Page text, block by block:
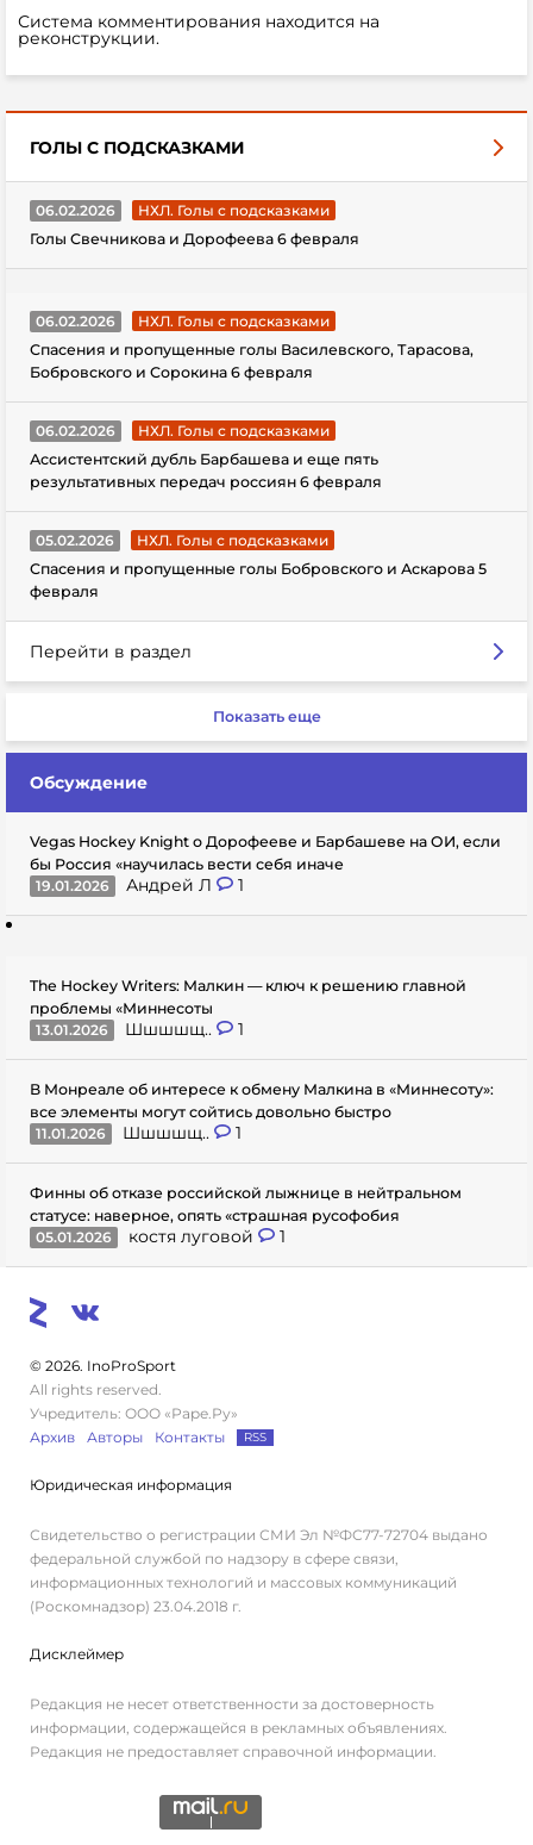
Система комментирования находится на
реконструкции.
ГОЛЫ С ПОДСКАЗКАМИ
06.02.2026
НХЛ. Голы с подсказками
Голы Свечникова и Дорофеева 6 февраля
06.02.2026
НХЛ. Голы с подсказками
Спасения и пропущенные голы Василевского, Тарасова,
Бобровского и Сорокина 6 февраля
06.02.2026
НХЛ. Голы с подсказками
Ассистентский дубль Барбашева и еще пять
результативных передач россиян 6 февраля
05.02.2026
НХЛ. Голы с подсказками
Спасения и пропущенные голы Бобровского и Аскарова 5
февраля
Перейти в раздел
Показать еще
Обсуждение
Vegas Hockey Knight о Дорофееве и Барбашеве на ОИ, если
бы Россия «научилась вести себя иначе
19.01.2026
Андрей Л 1
The Hockey Writers: Малкин — ключ к решению главной
проблемы «Миннесоты
13.01.2026
Шшшшщ.. 1
В Монреале об интересе к обмену Малкина в «Миннесоту»:
все элементы могут сойтись довольно быстро
11.01.2026
Шшшшщ.. 1
Финны об отказе российской лыжнице в нейтральном
статусе: наверное, опять «страшная русофобия
05.01.2026
костя луговой 1
© 2026. InoProSport
All rights reserved.
Учредитель: ООО «Раре.Ру»
Архив
Авторы Контакты RSS
Юридическая информация
Свидетельство о регистрации СМИ Эл №ФС77-72704 выдано
федеральной службой по надзору в сфере связи,
информационных технологий и массовых коммуникаций
(Роскомнадзор) 23.04.2018 г.
Дисклеймер
Редакция не несет ответственности за достоверность
информации, содержащейся в рекламных объявлениях.
Редакция не предоставляет справочной информации.